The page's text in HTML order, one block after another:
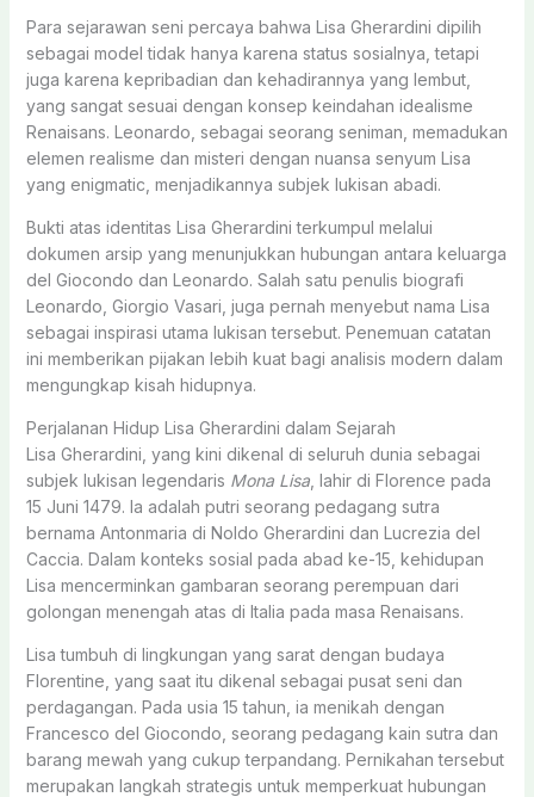
Para sejarawan seni percaya bahwa Lisa Gherardini dipilih
sebagai model tidak hanya karena status sosialnya, tetapi
juga karena kepribadian dan kehadirannya yang lembut,
yang sangat sesuai dengan konsep keindahan idealisme
Renaisans. Leonardo, sebagai seorang seniman, memadukan
elemen realisme dan misteri dengan nuansa senyum Lisa
yang enigmatic, menjadikannya subjek lukisan abadi.
Bukti atas identitas Lisa Gherardini terkumpul melalui
dokumen arsip yang menunjukkan hubungan antara keluarga
del Giocondo dan Leonardo. Salah satu penulis biografi
Leonardo, Giorgio Vasari, juga pernah menyebut nama Lisa
sebagai inspirasi utama lukisan tersebut. Penemuan catatan
ini memberikan pijakan lebih kuat bagi analisis modern dalam
mengungkap kisah hidupnya.
Perjalanan Hidup Lisa Gherardini dalam Sejarah
Lisa Gherardini, yang kini dikenal di seluruh dunia sebagai
subjek lukisan legendaris Mona Lisa, lahir di Florence pada
15 Juni 1479. Ia adalah putri seorang pedagang sutra
bernama Antonmaria di Noldo Gherardini dan Lucrezia del
Caccia. Dalam konteks sosial pada abad ke-15, kehidupan
Lisa mencerminkan gambaran seorang perempuan dari
golongan menengah atas di Italia pada masa Renaisans.
Lisa tumbuh di lingkungan yang sarat dengan budaya
Florentine, yang saat itu dikenal sebagai pusat seni dan
perdagangan. Pada usia 15 tahun, ia menikah dengan
Francesco del Giocondo, seorang pedagang kain sutra dan
barang mewah yang cukup terpandang. Pernikahan tersebut
merupakan langkah strategis untuk memperkuat hubungan